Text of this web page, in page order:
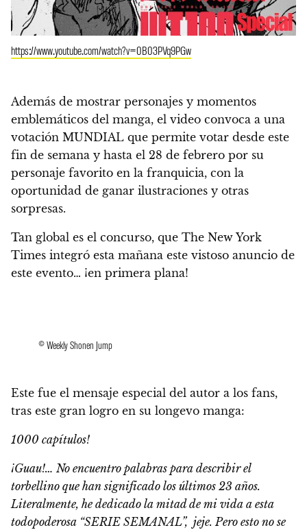
https://www.youtube.com/watch?v=0B03PVq9PGw
Además de mostrar personajes y momentos
emblemáticos del manga, el video convoca a una
votación MUNDIAL que permite votar desde este
fin de semana y hasta el 28 de febrero por su
personaje favorito en la franquicia, con la
oportunidad de ganar ilustraciones y otras
sorpresas.
Tan global es el concurso, que The New York
Times integró esta mañana este vistoso anuncio de
este evento… ¡en primera plana!
© Weekly Shonen Jump
Este fue el mensaje especial del autor a los fans,
tras este gran logro en su longevo manga:
1000 capítulos!
¡Guau!… No encuentro palabras para describir el
torbellino que han significado los últimos 23 años.
Literalmente, he dedicado la mitad de mi vida a esta
todopoderosa “SERIE SEMANAL”, jeje. Pero esto no se